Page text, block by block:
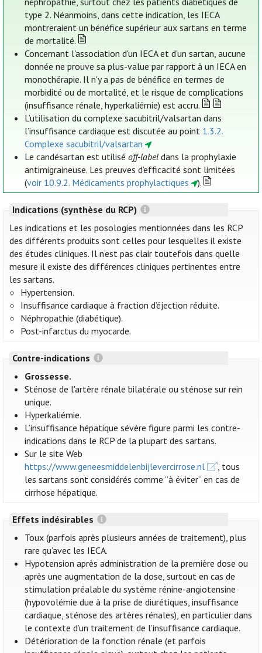
type 2. Néanmoins, dans cette indication, les IECA
montreraient un bénéfice supérieur aux sartans en terme
de mortalité.
Concernant l'association d'un IECA et d'un sartan, aucune
donnée ne prouve sa plus-value par rapport à un IECA en
monothérapie. Il n'y a pas de bénéfice en termes de
morbidité ou de mortalité, et le risque de complications
(insuffisance rénale, hyperkaliémie) est accru.
L’utilisation du complexe sacubitril/valsartan dans
l’insuffisance cardiaque est discutée au point 1.3.2.
Complexe sacubitril/valsartan
Le candésartan est utiliséoff-label dans la prophylaxie
antimigraineuse. Les preuves d’efficacité sont limitées
(voir 10.9.2. Médicaments prophylactiques ).
Indications (synthèse du RCP)
Les indications et les posologies mentionnées dans les RCP
des différents produits sont celles pour lesquelles il existe
des études cliniques. Il n’est pas clair toutefois dans quelle
mesure il existe des différences cliniques pertinentes entre
les sartans.
Hypertension.
Insuffisance cardiaque à fraction d’éjection réduite.
Néphropathie (diabétique).
Post-infarctus du myocarde.
Contre-indications
Grossesse.
Sténose de l'artère rénale bilatérale ou sténose sur rein
unique.
Hyperkaliémie.
L’insuffisance hépatique sévère figure parmi les contre-
indications dans le RCP de la plupart des sartans.
Sur le site Web
https://www.geneesmiddelenbijlevercirrose.nl
, tous
les sartans sont considérés comme “à éviter” en cas de
cirrhose hépatique.
Effets indésirables
Toux (parfois après plusieurs années de traitement), plus
rare qu’avec les IECA.
Hypotension après administration de la première dose ou
après une augmentation de la dose, surtout en cas de
stimulation préalable du système rénine-angiotensine
(hypovolémie due à la prise de diurétiques, insuffisance
cardiaque, sténose des artères rénales), en particulier dans
le contexte d’un traitement de l’insuffisance cardiaque.
Détérioration de la fonction rénale (et parfois